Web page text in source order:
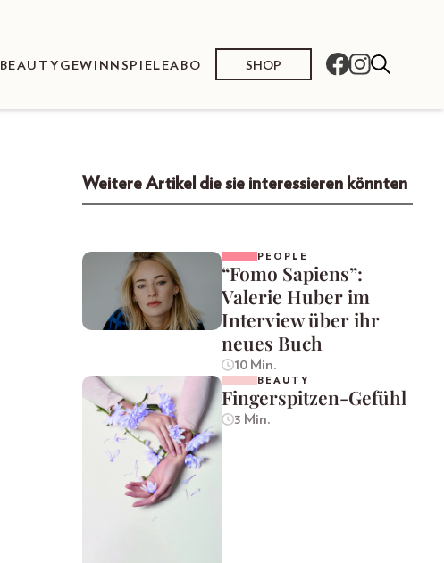
BEAUTY GEWINNSPIELEABO SHOP
Weitere Artikel die sie interessieren könnten
PEOPLE
“Fomo Sapiens”:
Valerie Huber im
Interview über ihr
neues Buch
10 Min.
BEAUTY
Fingerspitzen-Gefühl
3 Min.